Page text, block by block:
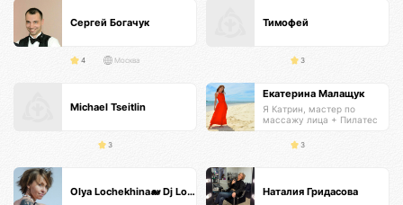
Сергей Богачук
4 Москва
Тимофей
3
Michael Tseitlin
3
Екатерина Малащук
Я Катрин, мастер по
массажу лица + Пилатес
3
Olya Lochekhina🐋 Dj Loya Наталия Гридасова